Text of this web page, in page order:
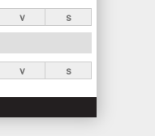
v s
v s